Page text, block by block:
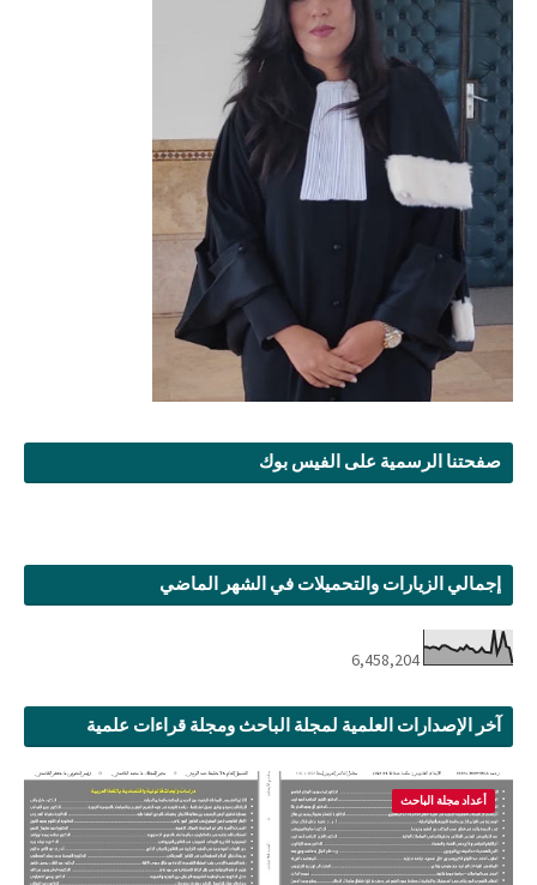
صفحتنا الرسمية على الفيس بوك
إجمالي الزيارات والتحميلات في الشهر الماضي
6,458,204
آخر الإصدارات العلمية لمجلة الباحث ومجلة قراءات علمية
أعداد مجلة الباحث